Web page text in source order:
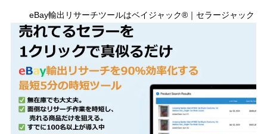
eBay輸出リサーチツールはベイジャック®｜セラージャック